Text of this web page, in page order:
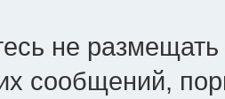
не
сообщений,